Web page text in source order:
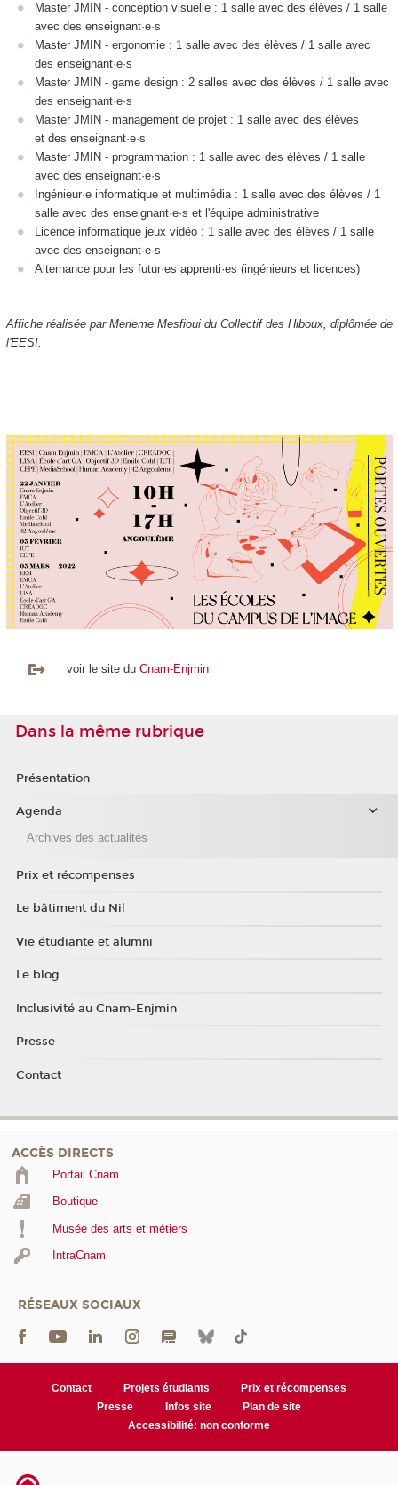
Master JMIN - conception visuelle : 1 salle avec des élèves / 1 salle
avec des enseignant·e·s
Master JMIN - ergonomie : 1 salle avec des élèves / 1 salle avec
des enseignant·e·s
Master JMIN - game design : 2 salles avec des élèves / 1 salle avec
des enseignant·e·s
Master JMIN - management de projet : 1 salle avec des élèves
et des enseignant·e·s
Master JMIN - programmation : 1 salle avec des élèves / 1 salle
avec des enseignant·e·s
Ingénieur·e informatique et multimédia : 1 salle avec des élèves / 1
salle avec des enseignant·e·s et l'équipe administrative
Licence informatique jeux vidéo : 1 salle avec des élèves / 1 salle
avec des enseignant·e·s
Alternance pour les futur·es apprenti·es (ingénieurs et licences)
Affiche réalisée par Merieme Mesfioui du Collectif des Hiboux, diplômée de
l'EESI.
voir le site du Cnam-Enjmin
Dans la même rubrique
Présentation
Agenda
Archives des actualités
Prix et récompenses
Le bâtiment du Nil
Vie étudiante et alumni
Le blog
Inclusivité au Cnam-Enjmin
Presse
Contact
ACCÈS DIRECTS
Portail Cnam
Boutique
Musée des arts et métiers
IntraCnam
RÉSEAUX SOCIAUX
Contact Projets étudiants
Prix et récompenses
Presse
Infos site
Plan de site
Accessibilité: non conforme